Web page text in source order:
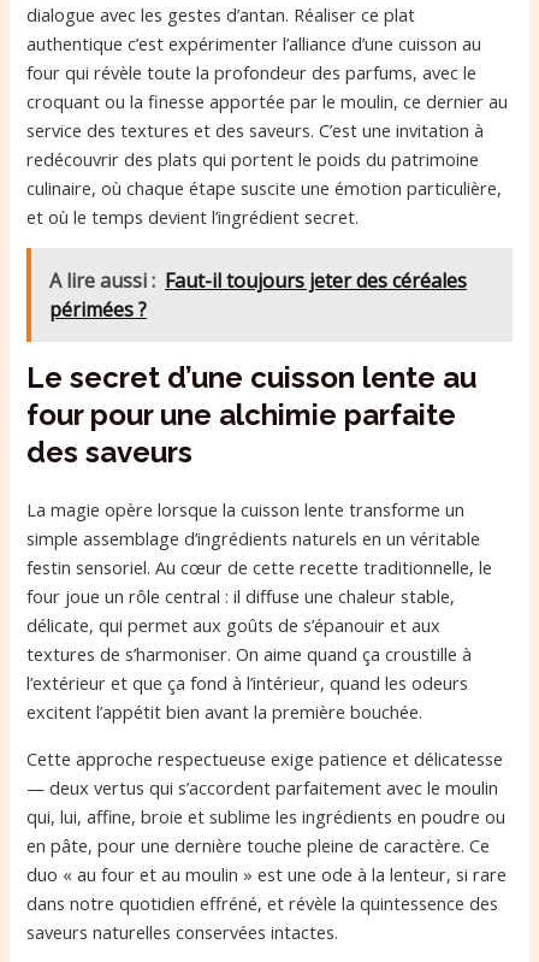
dialogue avec les gestes d’antan. Réaliser ce plat
authentique c’est expérimenter l’alliance d’une cuisson au
four qui révèle toute la profondeur des parfums, avec le
croquant ou la finesse apportée par le moulin, ce dernier au
service des textures et des saveurs. C’est une invitation à
redécouvrir des plats qui portent le poids du patrimoine
culinaire, où chaque étape suscite une émotion particulière,
et où le temps devient l’ingrédient secret.
A lire aussi : Faut-il toujours jeter des céréales
périmées ?
Le secret d’une cuisson lente au
four pour une alchimie parfaite
des saveurs
La magie opère lorsque la cuisson lente transforme un
simple assemblage d’ingrédients naturels en un véritable
festin sensoriel. Au cœur de cette recette traditionnelle, le
four joue un rôle central : il diffuse une chaleur stable,
délicate, qui permet aux goûts de s’épanouir et aux
textures de s’harmoniser. On aime quand ça croustille à
l’extérieur et que ça fond à l’intérieur, quand les odeurs
excitent l’appétit bien avant la première bouchée.
Cette approche respectueuse exige patience et délicatesse
— deux vertus qui s’accordent parfaitement avec le moulin
qui, lui, affine, broie et sublime les ingrédients en poudre ou
en pâte, pour une dernière touche pleine de caractère. Ce
duo « au four et au moulin » est une ode à la lenteur, si rare
dans notre quotidien effréné, et révèle la quintessence des
saveurs naturelles conservées intactes.